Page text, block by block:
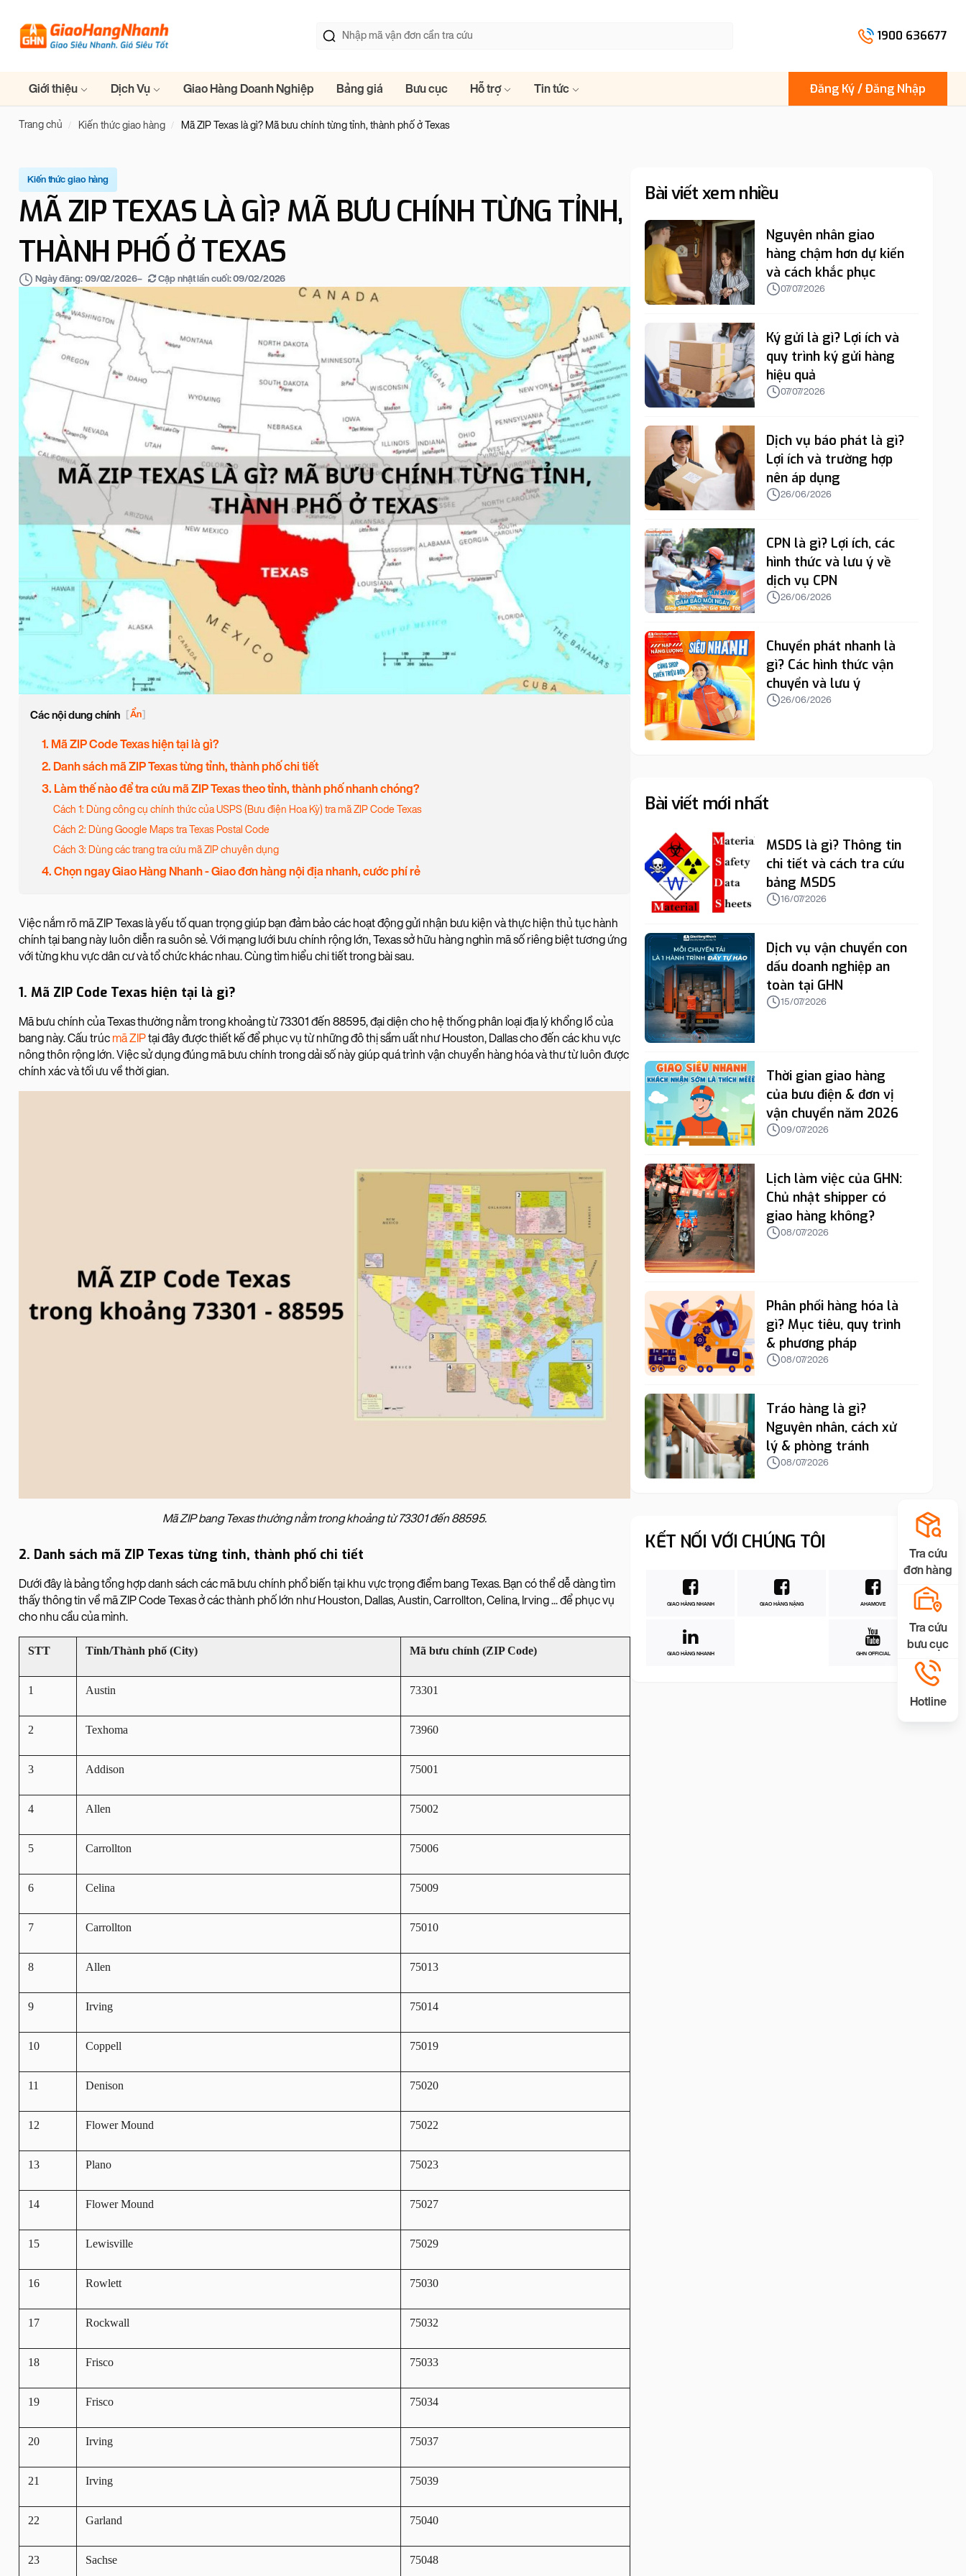
1900 636677
Giới thiệu Dịch Vụ Giao Hàng Doanh Nghiệp Bảng giá Bưu cục Hỗ trợ Tin tức Đăng Ký / Đăng Nhập
Trang chủ Kiến thức giao hàng Mã ZIP Texas là gì? Mã bưu chính từng tỉnh, thành phố ở Texas
Kiến thức giao hàng
MÃ ZIP TEXAS LÀ GÌ? MÃ BƯU CHÍNH TỪNG TỈNH,
THÀNH PHỐ Ở TEXAS
Ngày đăng: 09/02/2026– Cập nhật lần cuối:09/02/2026
Các nội dung chính [Ẩn]
1. Mã ZIP Code Texas hiện tại là gì?
2. Danh sách mã ZIP Texas từng tỉnh, thành phố chi tiết
3. Làm thế nào để tra cứu mã ZIP Texas theo tỉnh, thành phố nhanh chóng?
Cách 1: Dùng công cụ chính thức của USPS (Bưu điện Hoa Kỳ) tra mã ZIP Code Texas
Cách 2: Dùng Google Maps tra Texas Postal Code
Cách 3: Dùng các trang tra cứu mã ZIP chuyên dụng
4. Chọn ngay Giao Hàng Nhanh - Giao đơn hàng nội địa nhanh, cước phí rẻ
Việc nắm rõ mã ZIP Texas là yếu tố quan trọng giúp bạn đảm bảo các hoạt động gửi nhận bưu kiện và thực hiện thủ tục hành
chính tại bang này luôn diễn ra suôn sẻ. Với mạng lưới bưu chính rộng lớn, Texas sở hữu hàng nghìn mã số riêng biệt tương ứng
với từng khu vực dân cư và tổ chức khác nhau. Cùng tìm hiểu chi tiết trong bài sau.
1. Mã ZIP Code Texas hiện tại là gì?
Mã bưu chính của Texas thường nằm trong khoảng từ 73301 đến 88595, đại diện cho hệ thống phân loại địa lý khổng lồ của
bang này. Cấu trúc mã ZIPtại đây được thiết kế để phục vụ từ những đô thị sầm uất như Houston, Dallas cho đến các khu vực
nông thôn rộng lớn. Việc sử dụng đúng mã bưu chính trong dải số này giúp quá trình vận chuyển hàng hóa và thư từ luôn được
chính xác và tối ưu về thời gian.
Mã ZIP bang Texas thường nằm trong khoảng từ 73301 đến 88595.
2. Danh sách mã ZIP Texas từng tỉnh, thành phố chi tiết
Dưới đây là bảng tổng hợp danh sách các mã bưu chính phổ biến tại khu vực trọng điểm bang Texas. Bạn có thể dễ dàng tìm
thấy thông tin về mã ZIP Code Texas ở các thành phố lớn như Houston, Dallas, Austin, Carrollton, Celina, Irving ... để phục vụ
cho nhu cầu của mình.
STT Tỉnh/Thành phố (City) Mã bưu chính (ZIP Code)
1 Austin 73301
2 Texhoma 73960
3 Addison 75001
4 Allen 75002
5 Carrollton 75006
6 Celina 75009
7 Carrollton 75010
8 Allen 75013
9 Irving 75014
10 Coppell 75019
11 Denison 75020
12 Flower Mound 75022
13 Plano 75023
14 Flower Mound 75027
15 Lewisville 75029
16 Rowlett 75030
17 Rockwall 75032
18 Frisco 75033
19 Frisco 75034
20 Irving 75037
21 Irving 75039
22 Garland 75040
23 Sachse 75048
Bài viết xem nhiều
Nguyên nhân giao
hàng chậm hơn dự kiến
và cách khắc phục
07/07/2026
Ký gửi là gì? Lợi ích và
quy trình ký gửi hàng
hiệu quả
07/07/2026
Dịch vụ báo phát là gì?
Lợi ích và trường hợp
nên áp dụng
26/06/2026
CPN là gì? Lợi ích, các
hình thức và lưu ý về
dịch vụ CPN
26/06/2026
Chuyển phát nhanh là
gì? Các hình thức vận
chuyển và lưu ý
26/06/2026
Bài viết mới nhất
MSDS là gì? Thông tin
chi tiết và cách tra cứu
bảng MSDS
16/07/2026
Dịch vụ vận chuyển con
dấu doanh nghiệp an
toàn tại GHN
15/07/2026
Thời gian giao hàng
của bưu điện & đơn vị
vận chuyển năm 2026
09/07/2026
Lịch làm việc của GHN:
Chủ nhật shipper có
giao hàng không?
08/07/2026
Phân phối hàng hóa là
gì? Mục tiêu, quy trình
& phương pháp
08/07/2026
Tráo hàng là gì?
Nguyên nhân, cách xử
lý & phòng tránh
08/07/2026
KẾT NỐI VỚI CHÚNG TÔI
GIAO HÀNG NHANH GIAO HÀNG NẶNG AHAMOVE
GIAO HÀNG NHANH GHN OFFICIAL
Tra cứu
đơn hàng
Tra cứu
bưu cục
Hotline